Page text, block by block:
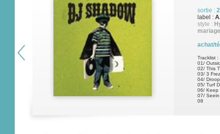
sortie :
label :
style :
mariage
achat/
Tracklist :
01/
02/ This
03/ 3
04/
05/ Turf
06/ Keep
07/
08